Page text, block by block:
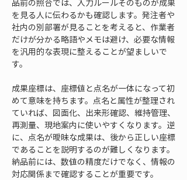
品前の照合では、入力ルールそのものが成果
を見る人に伝わるかも確認します。発注者や
社内の別部署が見ることを考えると、作業者
だけが分かる略語やメモは避け、必要な情報
を汎用的な表現に整えることが望ましいで
す。
成果座標は、座標値と点名が一体になって初
めて意味を持ちます。点名と属性が整理され
ていれば、図面化、出来形確認、維持管理、
再測量、現地案内に使いやすくなります。逆
に、点名が曖昧な成果は、後から正しい座標
であることを説明するのが難しくなります。
納品前には、数値の精度だけでなく、情報の
対応関係まで確認することが重要です。